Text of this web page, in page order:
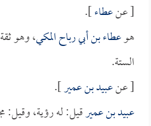
[ عنعطاء].
هوعطاء بن أبي رباح المكي، وهو
الستة.
[ عنعبيد بن عمير].
عبيد بن عميرقيل: له رؤية، وقيل: